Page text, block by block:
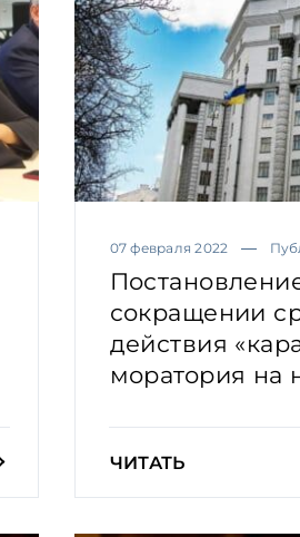
07 февраля 2022
сокращении
действия
моратория на
ЧИТАТЬ